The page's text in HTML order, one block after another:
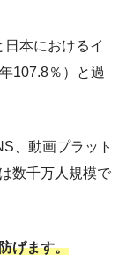
日本におけるイ
107.8％）と過
、動画プラット
数千万人規模で
げます。